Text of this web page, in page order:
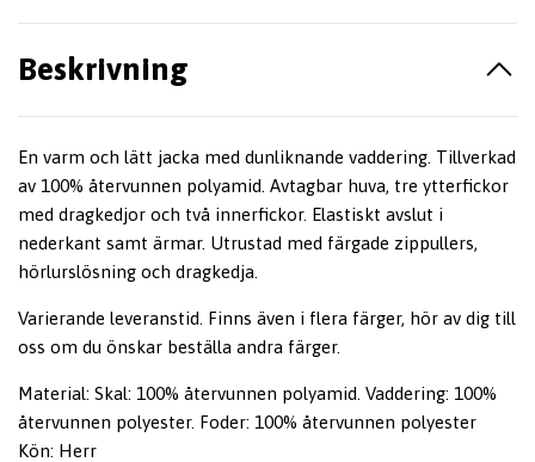
Beskrivning
En varm och lätt jacka med dunliknande vaddering. Tillverkad
av 100% återvunnen polyamid. Avtagbar huva, tre ytterfickor
med dragkedjor och två innerfickor. Elastiskt avslut i
nederkant samt ärmar. Utrustad med färgade zippullers,
hörlurslösning och dragkedja.
Varierande leveranstid. Finns även i flera färger, hör av dig till
oss om du önskar beställa andra färger.
Material: Skal: 100% återvunnen polyamid. Vaddering: 100%
återvunnen polyester. Foder: 100% återvunnen polyester
Kön: Herr